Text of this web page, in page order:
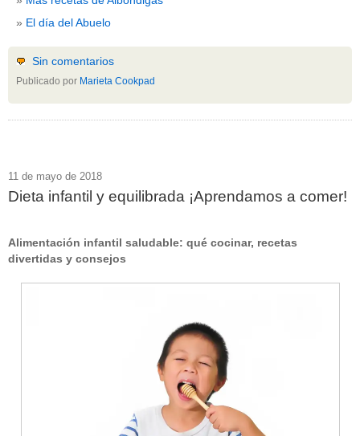
El día del Abuelo
Sin comentarios
Publicado por Marieta Cookpad
11 de mayo de 2018
Dieta infantil y equilibrada ¡Aprendamos a comer!
Alimentación infantil saludable: qué cocinar, recetas
divertidas y consejos